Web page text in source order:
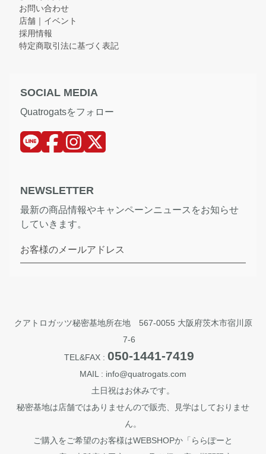
お問い合わせ
店舗｜イベント
採用情報
特定商取引法に基づく表記
SOCIAL MEDIA
Quatrogatsをフォロー
NEWSLETTER
最新の商品情報やキャンペーンニュースをお知らせ
していきます。
お客様のメールアドレス
クアトロガッツ秘密基地所在地 567-0055 大阪府茨木市宿川原
7-6
TEL&FAX : 050-1441-7419
MAIL : info@quatrogats.com
土日祝はお休みです。
秘密基地は店舗ではありませんので販売、見学はしておりませ
ん。
ご購入をご希望のお客様はWEBSHOPか「ららぽーと